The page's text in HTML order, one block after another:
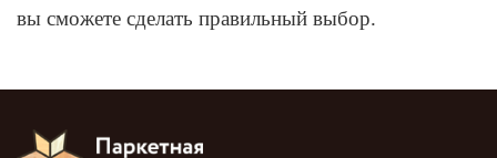
вы сможете сделать правильный выбор.